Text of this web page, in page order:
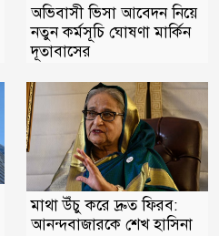
অভিবাসী ভিসা আবেদন নিয়ে
নতুন কর্মসূচি ঘোষণা মার্কিন
দূতাবাসের
মাথা উঁচু করে দ্রুত ফিরব:
আনন্দবাজারকে শেখ হাসিনা